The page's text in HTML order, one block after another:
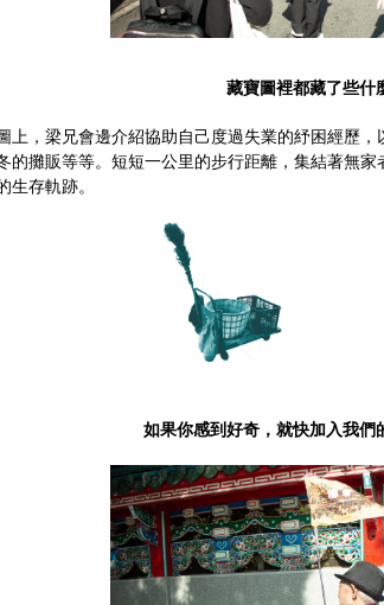
藏寶圖裡都藏了些什
上，梁兄會邊介紹協助自己度過失業的紓困經歷
的攤販等等。短短一公里的步行距離，集結著無
生存軌跡。
如果你感到好奇，就快加入我們